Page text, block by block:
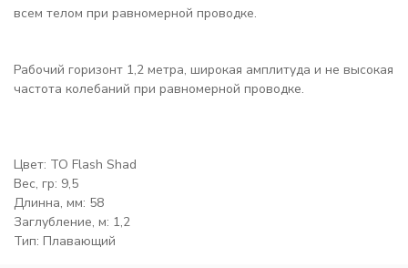
всем телом при равномерной проводке.
Рабочий горизонт 1,2 метра, широкая амплитуда и не высокая
частота колебаний при равномерной проводке.
Цвет: TO Flash Shad
Вес, гр: 9,5
Длинна, мм: 58
Заглубление, м: 1,2
Тип: Плавающий